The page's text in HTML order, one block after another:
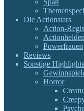
Die Actionstars
Action-
Actionhelden
Powerfrauen
Reviews
Sonstige Highlights
Horror